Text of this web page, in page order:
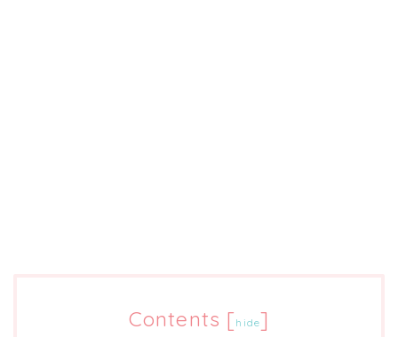
Contents [ hide]